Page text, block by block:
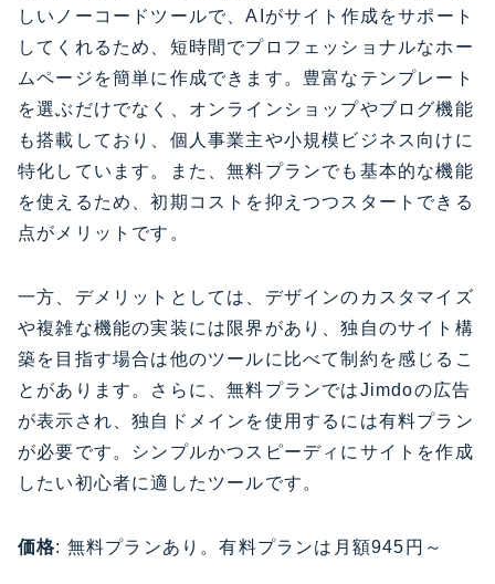
しいノーコードツールで、AIがサイト作成をサポート
してくれるため、短時間でプロフェッショナルなホー
ムページを簡単に作成できます。豊富なテンプレート
を選ぶだけでなく、オンラインショップやブログ機能
も搭載しており、個人事業主や小規模ビジネス向けに
特化しています。また、無料プランでも基本的な機能
を使えるため、初期コストを抑えつつスタートできる
点がメリットです。
一方、デメリットとしては、デザインのカスタマイズ
や複雑な機能の実装には限界があり、独自のサイト構
築を目指す場合は他のツールに比べて制約を感じるこ
とがあります。さらに、無料プランではJimdoの広告
が表示され、独自ドメインを使用するには有料プラン
が必要です。シンプルかつスピーディにサイトを作成
したい初心者に適したツールです。
価格: 無料プランあり。有料プランは月額945円～